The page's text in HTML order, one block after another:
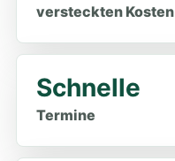
versteckten Kosten
Schnelle
Termine